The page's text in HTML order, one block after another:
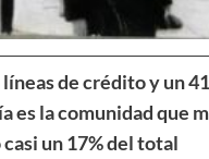
de crédito y un
es la comunidad que
un 17% del total